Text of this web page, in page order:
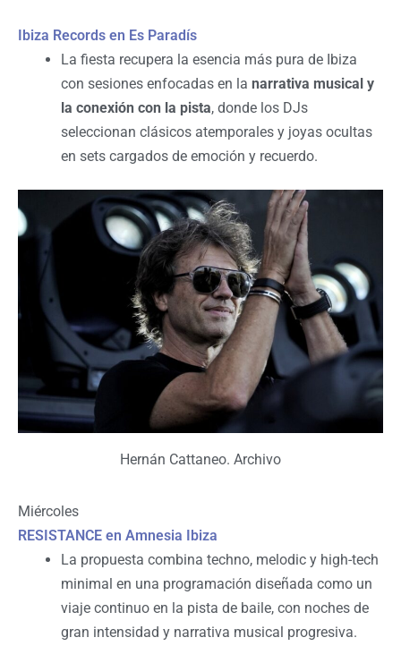
Ibiza Records en Es Paradís
La fiesta recupera la esencia más pura de Ibiza
con sesiones enfocadas en la narrativa musical y
la conexión con la pista, donde los DJs
seleccionan clásicos atemporales y joyas ocultas
en sets cargados de emoción y recuerdo.
Hernán Cattaneo. Archivo
Miércoles
RESISTANCE en Amnesia Ibiza
La propuesta combina techno, melodic y high-tech
minimal en una programación diseñada como un
viaje continuo en la pista de baile, con noches de
gran intensidad y narrativa musical progresiva.